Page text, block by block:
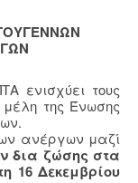
ενισχύει τους
της Ένωσης
ανέργων μαζί
δια ζώσης στα
16 Δεκεμβρίου